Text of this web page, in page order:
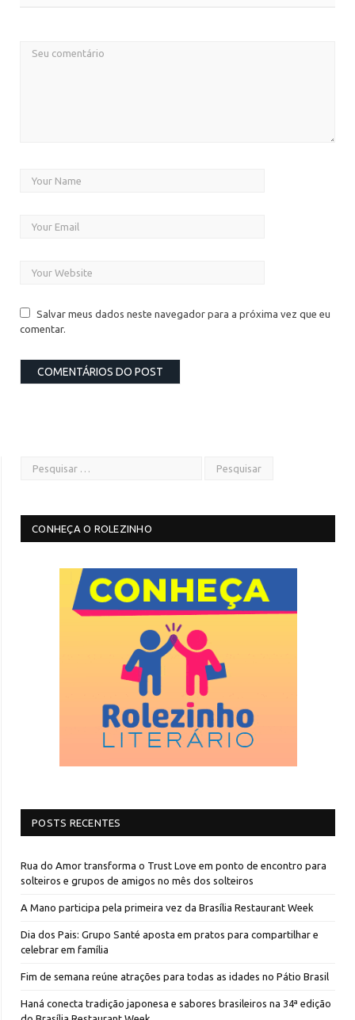
Salvar meus dados neste navegador para a próxima vez que eu
comentar.
CONHEÇA O ROLEZINHO
POSTS RECENTES
Rua do Amor transforma o Trust Love em ponto de encontro para
solteiros e grupos de amigos no mês dos solteiros
A Mano participa pela primeira vez da Brasília Restaurant Week
Dia dos Pais: Grupo Santé aposta em pratos para compartilhar e
celebrar em família
Fim de semana reúne atrações para todas as idades no Pátio Brasil
Haná conecta tradição japonesa e sabores brasileiros na 34ª edição